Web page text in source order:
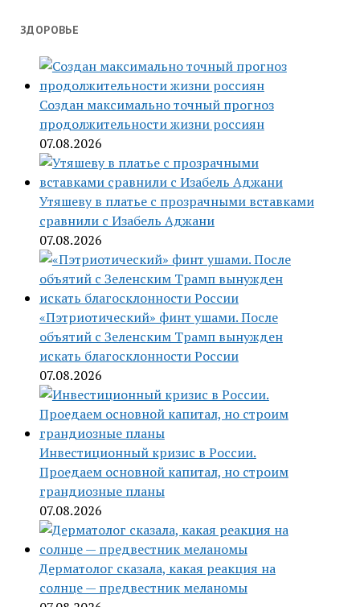
ЗДОРОВЬЕ
Создан максимально точный прогноз
продолжительности жизни россиян
07.08.2026
Утяшеву в платье с прозрачными вставками
сравнили с Изабель Аджани
07.08.2026
«Пэтриотический» финт ушами. После
объятий с Зеленским Трамп вынужден
искать благосклонности России
07.08.2026
Инвестиционный кризис в России.
Проедаем основной капитал, но строим
грандиозные планы
07.08.2026
Дерматолог сказала, какая реакция на
солнце — предвестник меланомы